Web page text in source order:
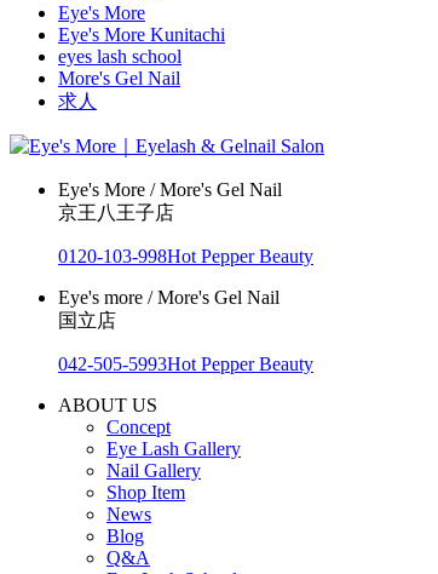
Eye's More
Eye's More Kunitachi
eyes lash school
More's Gel Nail
求人
Eye's More / More's Gel Nail
京王八王子店
0120-103-998Hot Pepper Beauty
Eye's more / More's Gel Nail
国立店
042-505-5993Hot Pepper Beauty
ABOUT US
Concept
Eye Lash Gallery
Nail Gallery
Shop Item
News
Blog
Q&A